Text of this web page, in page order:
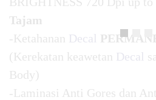
Tajam
-Ketahanan Decal
(Kerekatan keawetan Decal
Body)
-Laminasi Anti Gores dan